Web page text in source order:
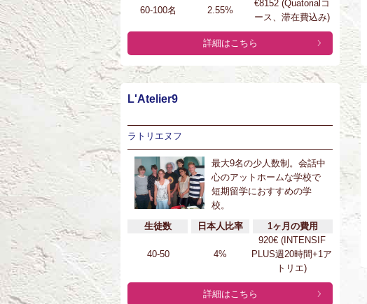
60-100名
2.55%
€8152 (Quatorialコ
ース、滞在費込み)
詳細はこちら
L'Atelier9
ラトリエヌフ
最大9名の少人数制。会話中
心のアットホームな学校で
短期留学におすすめの学
校。
生徒数
日本人比率 1ヶ月の費用
40-50 4%
920€ (INTENSIF
PLUS週20時間+1ア
トリエ)
詳細はこちら